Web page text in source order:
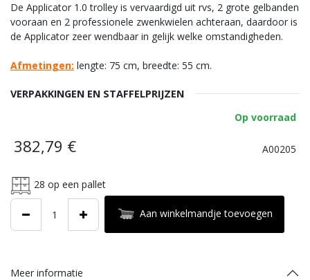
De Applicator 1.0 trolley is vervaardigd uit rvs, 2 grote gelbanden
vooraan en 2 professionele zwenkwielen achteraan, daardoor is
de Applicator zeer wendbaar in gelijk welke omstandigheden.
Afmetingen: lengte: 75 cm, breedte: 55 cm.
VERPAKKINGEN EN STAFFELPRIJZEN
Op voorraad
382,79 € A00205
28 op een pallet
Aan winkelmandje toevoegen
Meer informatie